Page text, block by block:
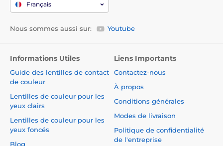
Français
Nous sommes aussi sur: Youtube
Informations Utiles
Guide des lentilles de contact
de couleur
Lentilles de couleur pour les
yeux clairs
Lentilles de couleur pour les
yeux foncés
Blog
Liens Importants
Contactez-nous
À propos
Conditions générales
Modes de livraison
Politique de confidentialité
de l'entreprise